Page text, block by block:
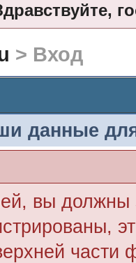
> Вход
данные
вы должны
части